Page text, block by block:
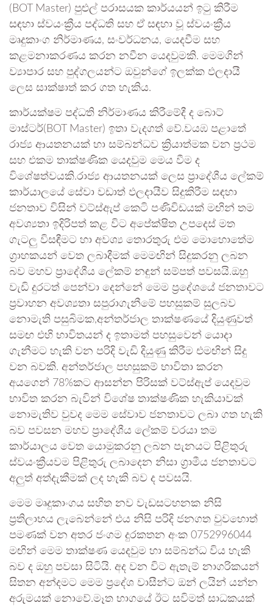
(BOT Master) පුළුල් පරාසයක කාර්යයන් ඉටු කිරීම
සඳහා ස්වයංක්‍රීය පද්ධති සහ ඒ සඳහා වූ ස්වයංක්‍රීය
මෘදුකාංග නිර්මාණය, සංවර්ධනය, යෙදවීම සහ
කළමනාකරණය කරන නවීන යෙදවුමකි. මෙමගින්
ව්‍යාපාර සහ පුද්ගලයන්ට ඔවුන්ගේ ඉලක්ක ඵලදායී
ලෙස සාක්ෂාත් කර ගත හැකිය.
කාර්යක්ෂම පද්ධති නිර්මාණය කිරීමේදී ද බොට්
මාස්ටර්(BOT Master) ඉතා වැදගත් වේ.වයඹ පළාතේ
රාජ්‍ය ආයතනයක් හා සම්බන්ධව ක්‍රියාත්මක වන ප්‍රථම
සහ එකම තාක්ෂණික යෙදවුම මෙය වීම ද
විශේෂත්වයකි.රාජ්‍ය ආයතනයක් ලෙස ප්‍රාදේශීය ලේකම්
කාර්යාලයේ සේවා වඩාත් ඵලදායීව සිදුකිරීම සඳහා
ජනතාව විසින් වට්ස්ඇප් කෙටි පණිවිඩයක් මඟින් තම
අවශ්‍යතා ඉදිරිපත් කළ විට අපේක්ෂිත උපදෙස් මත
ගැටලු විසඳීමට හා අවශ්‍ය තොරතුරු එම මොහොතේම
ග්‍රාහකයන් වෙත ලබාදීමක් මෙමඟින් සිදුකරනු ලබන
බව මහව ප්‍රාදේශීය ලේකම් නඳුන් සම්පත් පවසයි.ඔහු
වැඩි දුරටත් පෙන්වා දෙන්නේ මෙම ප්‍රදේශයේ ජනතාවට
ප්‍රවාහන අවශ්‍යතා සපුරාගැනීමේ පහසුකම් සුලබව
නොමැති පසුබිමක,අන්තර්ජාල තාක්ෂණයේ දියුණුවත්
සමඟ එහි භාවිතයන් ද ඉතාමත් පහසුවෙන් යොදා
ගැනීමට හැකි වන පරිදි වැඩි දියුණු කිරීම එමඟින් සිදු
වන බවකි. අන්තර්ජාල පහසුකම් භාවිතා කරන
අයගෙන් 78%කට ආසන්න පිරිසක් වට්ස්ඇප් යෙදවුම
භාවිත කරන බැවින් විශේෂ තාක්ෂණික හැකියාවක්
නොමැතිව වුවද මෙම සේවාව ජනතාවට ලබා ගත හැකි
බව පවසන මහව ප්‍රාදේශීය ලේකම් වරයා තම
කාර්යාලය වෙත යොමුකරනු ලබන පැනයට පිළිතුරු
ස්වයංක්‍රීයවම පිළිතුරු ලබාදෙන නිසා ග්‍රාමීය ජනතාවට
අලුත් අත්දැකීමක් ලද හැකි බව ද පවසයි.
මෙම මෘදුකාංගය සහිත නව වැඩසටහනක නිසි
ප්‍රතිලාභය ලැබෙන්නේ එය නිසි පරිදි ජනගත වුවහොත්
පමණක් වන අතර ජංගම දුරකතන අංක 0752996044
මඟින් මෙම තාක්ෂණ යෙදවුම හා සම්බන්ධ විය හැකි
බව ද ඔහු පවසා සිටියි. අද වන විට ඇතැම් නාගරිකයන්
සිතන අන්දමට මෙම ප්‍රදේශ වාසීන්ට ඔන් ලයින් යන්න
අරුමයක් නොවේ.මෑත භාගයේ ඊට සවිමත් සාධකයක්